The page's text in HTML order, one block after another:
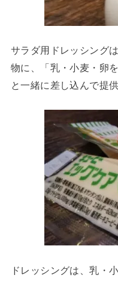
サラダ用ドレッシング
物に、「乳・小麦・卵
と一緒に差し込んで提
ドレッシングは、乳・